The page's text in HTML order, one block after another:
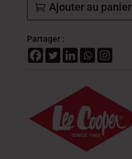
Ajouter au panier
Partager :